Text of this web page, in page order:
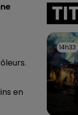
en
14h33
14h33